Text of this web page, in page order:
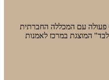
פעולה עם המכללה החברתית
המוצגת במרכז לאמנות